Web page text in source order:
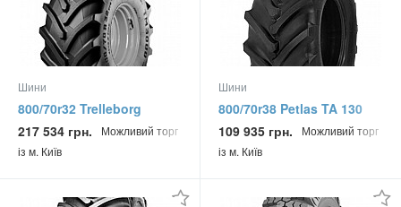
Шини
800/70r32 Trelleborg
Tm3000 182a8 Сільгосп
шина
217 534 грн.
Можливий торг
із м. Київ
Шини
800/70r38 Petlas TA 130
181/178d/a8 Сільгосп
шина
109 935 грн.
Можливий торг
із м. Київ